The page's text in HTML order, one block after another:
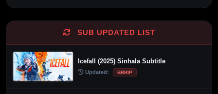
SUB UPDATED LIST
Icefall (2025) Sinhala Subtitle
Updated: BRRIP